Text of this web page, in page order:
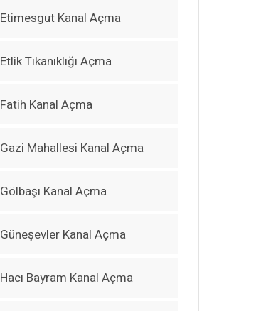
Etimesgut Kanal Açma
Etlik Tıkanıklığı Açma
Fatih Kanal Açma
Gazi Mahallesi Kanal Açma
Gölbaşı Kanal Açma
Güneşevler Kanal Açma
Hacı Bayram Kanal Açma